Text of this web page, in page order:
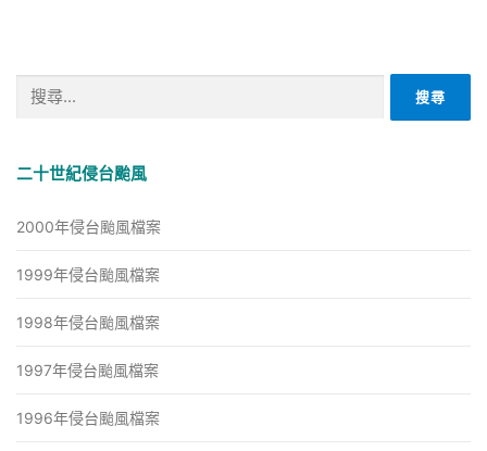
字:
二十世紀侵台颱風
2000年侵台颱風檔案
1999年侵台颱風檔案
1998年侵台颱風檔案
1997年侵台颱風檔案
1996年侵台颱風檔案